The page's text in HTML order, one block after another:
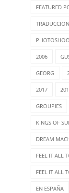
FEATURED
2006
GEORG
2017
GROUPIES
KINGS OF
DREAM
FEEL IT ALL
FEEL IT ALL
EN ESPAÑA